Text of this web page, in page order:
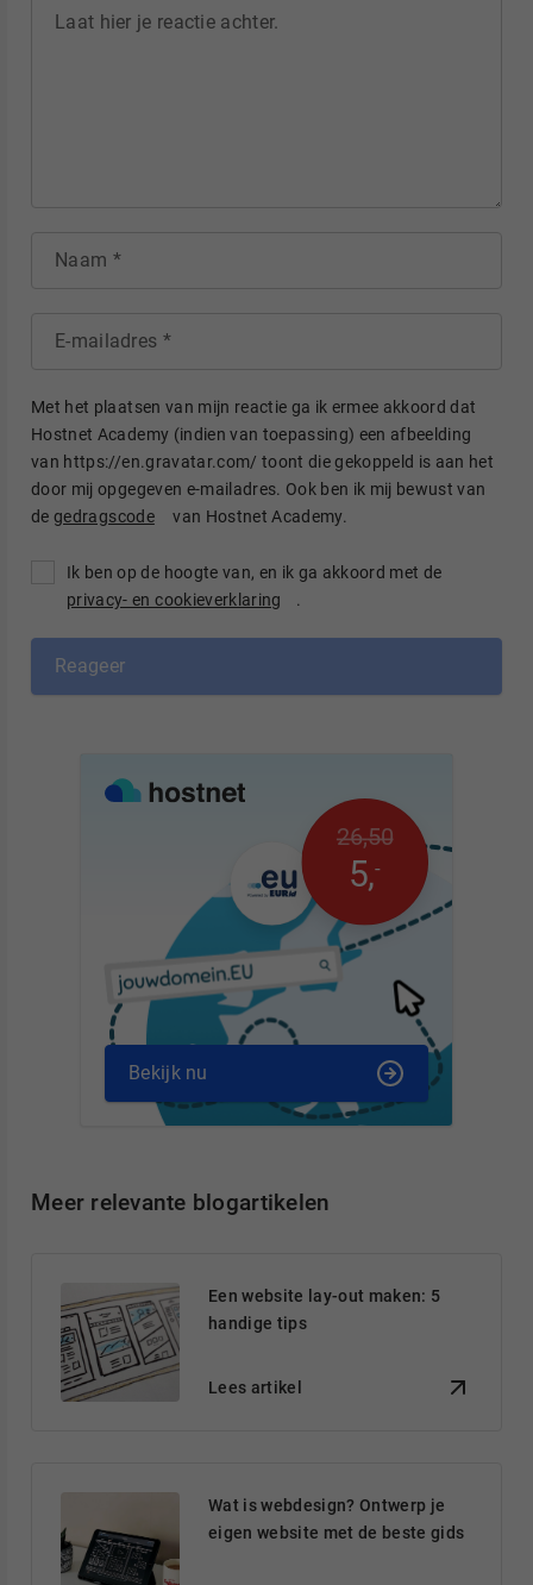
Laat hier je reactie achter.
Naam
E-mailadres
Met het plaatsen van mijn reactie ga ik ermee akkoord dat
Hostnet Academy (indien van toepassing) een afbeelding
van https://en.gravatar.com/ toont die gekoppeld is aan het
door mij opgegeven e-mailadres. Ook ben ik mij bewust van
degedragscode van Hostnet Academy.
Ik ben op de hoogte van, en ik ga akkoord met de
privacy- en cookieverklaring
.
Reageer
26,50
5,-
Bekijk nu
Meer relevante blogartikelen
Een website lay-out maken: 5
handige tips
Lees artikel
Wat is webdesign? Ontwerp je
eigen website met de beste gids